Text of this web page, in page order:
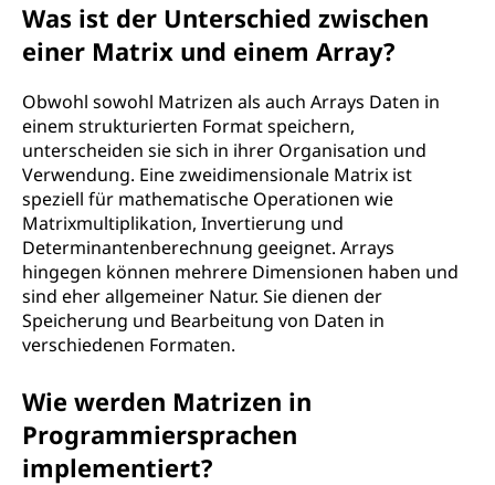
Was ist der Unterschied zwischen
einer Matrix und einem Array?
Obwohl sowohl Matrizen als auch Arrays Daten in
einem strukturierten Format speichern,
unterscheiden sie sich in ihrer Organisation und
Verwendung. Eine zweidimensionale Matrix ist
speziell für mathematische Operationen wie
Matrixmultiplikation, Invertierung und
Determinantenberechnung geeignet. Arrays
hingegen können mehrere Dimensionen haben und
sind eher allgemeiner Natur. Sie dienen der
Speicherung und Bearbeitung von Daten in
verschiedenen Formaten.
Wie werden Matrizen in
Programmiersprachen
implementiert?